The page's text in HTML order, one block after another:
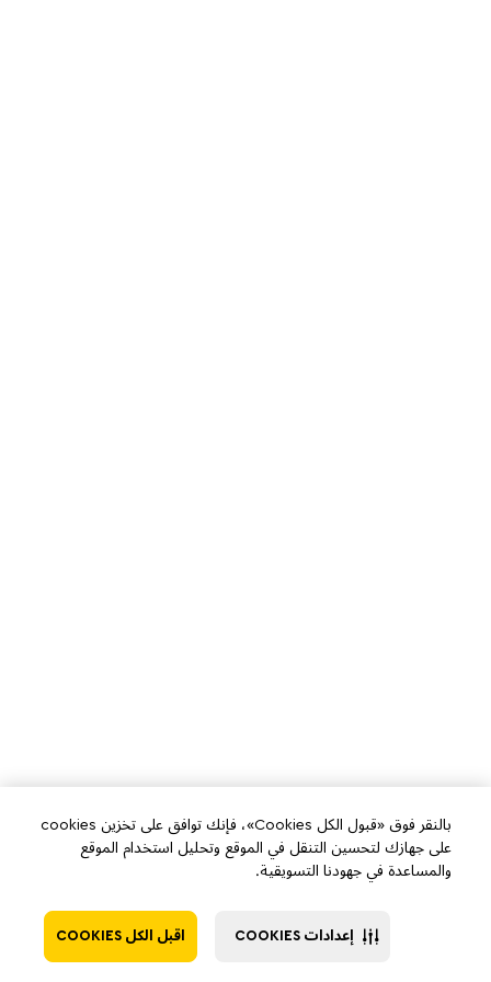
بالنقر فوق «قبول الكل Cookies»، فإنك توافق على تخزين cookies
على جهازك لتحسين التنقل في الموقع وتحليل استخدام الموقع
والمساعدة في جهودنا التسويقية.
اقبل الكل COOKIES إعدادات COOKIES